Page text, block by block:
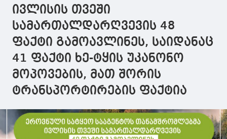
პატრონიანი ძუ
ძაღლების
სტერილიზაციის
და ჩიპირების
პროცესი დაიწყო
შესახებ
ივლისის თვეში
სამართალდარღვევის 48
ფაქტი გამოავლინეს, საიდანაც
41 ფაქტი ხე-ტყის უკანონო
მოპოვების, მათ შორის
ტრანსპორტირების ფაქტია